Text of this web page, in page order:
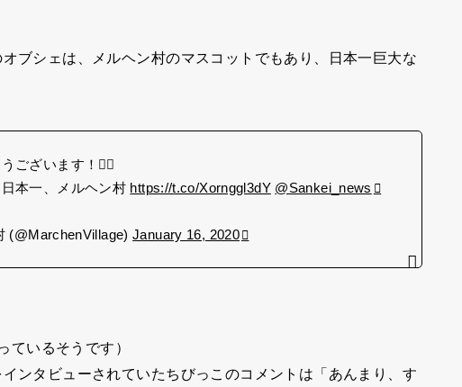
ブシェは、メルヘン村のマスコットでもあり、日本一巨大な
ございます！🙇‍♂️
本一、メルヘン村 https://t.co/Xornggl3dY @Sankei_news
(@MarchenVillage)January 16, 2020
ているそうです）
ンタビューされていたちびっこのコメントは「あんまり、す